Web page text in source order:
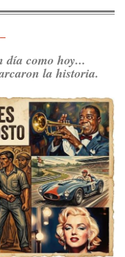
día como hoy...
la historia.